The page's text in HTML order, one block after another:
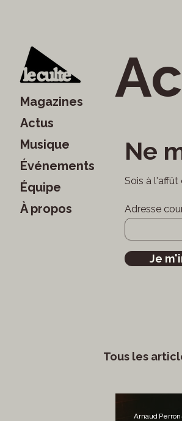
Magazines
Actus
Musique
Événements
Équipe
À propos
Sois à
Adresse
Je
Ne
Tous les
Arnaud